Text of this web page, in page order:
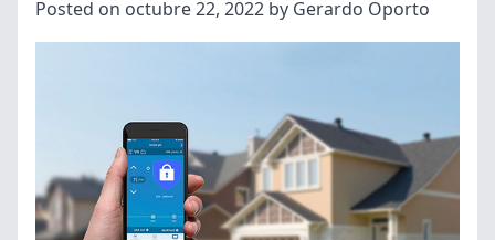
Posted on octubre 22, 2022 by Gerardo Oporto